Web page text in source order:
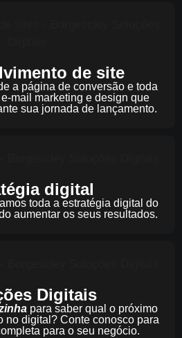
de site
a página de conversão e toda
mail marketing e design que
sua jornada de lançamento.
digital
toda a estratégia digital do
aumentar os seus resultados.​
Digitais
para saber qual o próximo
no digital? Conte conosco para
para o seu negócio.